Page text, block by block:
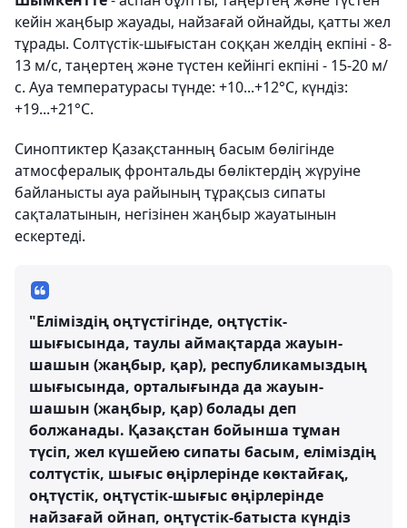
кейін жаңбыр жауады, найзағай ойнайды, қатты жел
тұрады. Солтүстік-шығыстан соққан желдің екпіні - 8-
13 м/с, таңертең және түстен кейінгі екпіні - 15-20 м/
с. Ауа температурасы түнде: +10...+12°С, күндіз:
+19...+21°С.
Синоптиктер Қазақстанның басым бөлігінде
атмосфералық фронтальды бөліктердің жүруіне
байланысты ауа райының тұрақсыз сипаты
сақталатынын, негізінен жаңбыр жауатынын
ескертеді.
"Еліміздің оңтүстігінде, оңтүстік-
шығысында, таулы аймақтарда жауын-
шашын (жаңбыр, қар), республикамыздың
шығысында, орталығында да жауын-
шашын (жаңбыр, қар) болады деп
болжанады. Қазақстан бойынша тұман
түсіп, жел күшейею сипаты басым, еліміздің
солтүстік, шығыс өңірлерінде көктайғақ,
оңтүстік, оңтүстік-шығыс өңірлерінде
найзағай ойнап, оңтүстік-батыста күндіз